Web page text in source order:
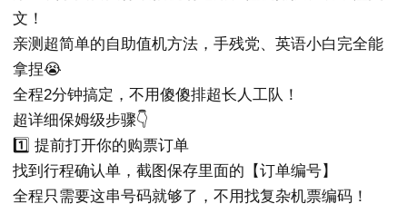
文！
亲测超简单的自助值机方法，手残党、英语小白完全能
拿捏😭
全程2分钟搞定，不用傻傻排超长人工队！
超详细保姆级步骤👇
1️⃣ 提前打开你的购票订单
找到行程确认单，截图保存里面的【订单编号】
全程只需要这串号码就够了，不用找复杂机票编码！